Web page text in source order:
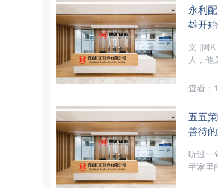
永利
雄开
文 |阿
人，他
查看：
五五
善待
听过一
举家里